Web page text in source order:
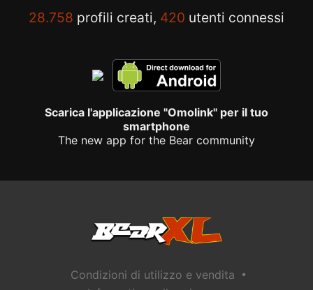
28.758 profili creati, 420 utenti connessi
Scarica l'applicazione "Omolink" per il tuo
smartphone
The new app for the Bear community
Condizioni di utilizzo e vendita •